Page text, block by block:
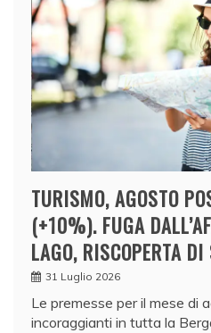
TURISMO, AGOSTO
(+10%). FUGA
LAGO, RISCOPERTA DI
31 Luglio 2026
Le premesse per il mese di
incoraggianti in tutta la